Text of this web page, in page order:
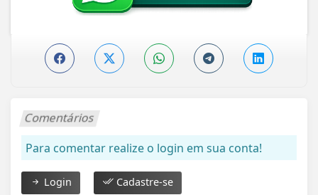
Comentários
Para comentar realize o login em sua conta!
Login Cadastre-se